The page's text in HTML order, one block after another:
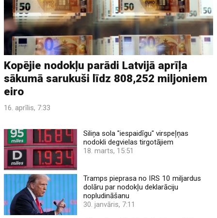
Kopējie nodokļu parādi Latvijā aprīļa
sākumā sarukuši līdz 808,252 miljoniem
eiro
16. aprīlis, 7:33
Siliņa sola "iespaidīgu" virspeļņas
nodokli degvielas tirgotājiem
18. marts, 15:51
Tramps pieprasa no IRS 10 miljardus
dolāru par nodokļu deklarāciju
nopludināšanu
30. janvāris, 7:11